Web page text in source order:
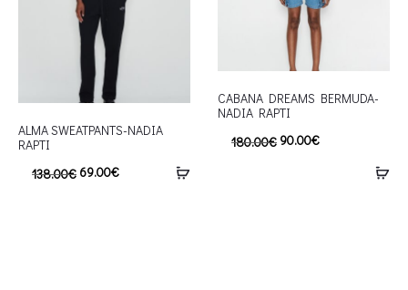
ALMA SWEATPANTS-NADIA
RAPTI
138.00€ 69.00€
CABANA DREAMS BERMUDA-
NADIA RAPTI
180.00€ 90.00€